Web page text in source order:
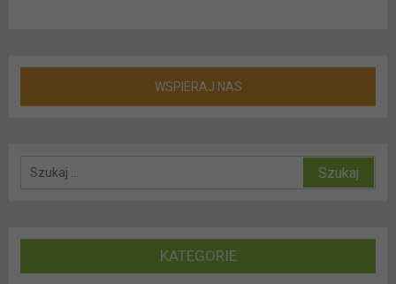
WSPIERAJ NAS
KATEGORIE